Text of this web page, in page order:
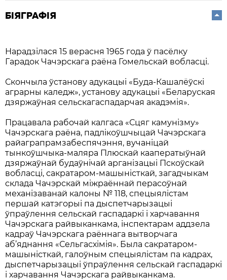
БІЯГРАФІЯ
Нарадзілася 15 верасня 1965 года ў пасёлку
Гарадок Чачэрскага раёна Гомельскай вобласці.
Скончыла ўстанову адукацыі «Буда-Кашалёўскі
аграрны каледж», установу адукацыі «Беларуская
дзяржаўная сельскагаспадарчая акадэмія».
Працавала рабочай калгаса «Сцяг камунізму»
Чачэрскага раёна, падлікоўшчыцай Чачэрскага
райаграпрамзабеспячэння, вучаніцай
тынкоўшчыка-маляра Плюскай кааператыўнай
дзяржаўнай будаўнічай арганізацыі Пскоўскай
вобласці, сакратаром-машыністкай, загадчыкам
склада Чачэрскай міжраённай перасоўнай
механізаванай калоны № 118, спецыялістам
першай катэгорыі па дыспетчарызацыі
ўпраўлення сельскай гаспадаркі і харчавання
Чачэрскага райвыканкама, інспектарам аддзела
кадраў Чачэрскага раённага вытворчага
аб’яднання «Сельгасхімія». Была сакратаром-
машыністкай, галоўным спецыялістам па кадрах,
дыспетчарызацыі ўпраўлення сельскай гаспадаркі
і харчавання Чачэрскага райвыканкама.